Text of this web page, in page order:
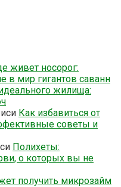
живет носорог:
в мир гигантов саванн
жилища:
Как избавиться от
советы и
Полихеты:
о которых вы не
получить микрозайм